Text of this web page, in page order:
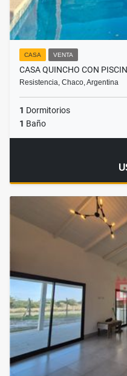
CASA VENTA
CASA QUINCHO CON
Resistencia, Chaco, Argentina
1 Dormitorios
1 Baño